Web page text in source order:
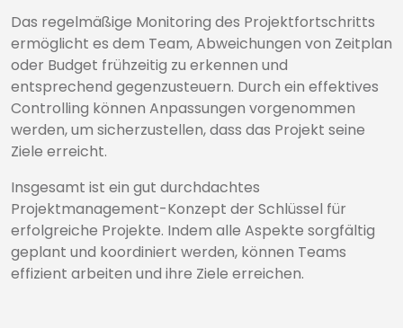
Das regelmäßige Monitoring des Projektfortschritts
ermöglicht es dem Team, Abweichungen von Zeitplan
oder Budget frühzeitig zu erkennen und
entsprechend gegenzusteuern. Durch ein effektives
Controlling können Anpassungen vorgenommen
werden, um sicherzustellen, dass das Projekt seine
Ziele erreicht.
Insgesamt ist ein gut durchdachtes
Projektmanagement-Konzept der Schlüssel für
erfolgreiche Projekte. Indem alle Aspekte sorgfältig
geplant und koordiniert werden, können Teams
effizient arbeiten und ihre Ziele erreichen.